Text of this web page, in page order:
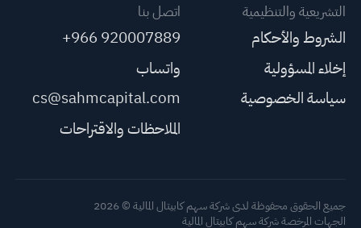
التشريعية والتنظيمية
الشروط والأحكام
إخلاء المسؤولية
سياسة الخصوصية
اتصل بنا
+966 920007889
واتساب
cs@sahmcapital.com
الملاحظات والاقتراحات
جميع الحقوق محفوظة لدى شركة سهم كابيتال المالية © 2026
الجهات المرخصة شركة سهم كابيتال المالية